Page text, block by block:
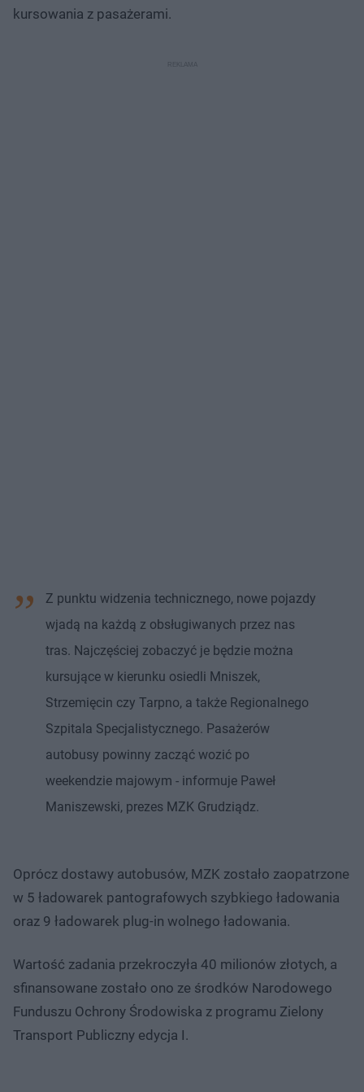
kursowania z pasażerami.
Z punktu widzenia technicznego, nowe pojazdy
wjadą na każdą z obsługiwanych przez nas
tras. Najczęściej zobaczyć je będzie można
kursujące w kierunku osiedli Mniszek,
Strzemięcin czy Tarpno, a także Regionalnego
Szpitala Specjalistycznego. Pasażerów
autobusy powinny zacząć wozić po
weekendzie majowym - informuje Paweł
Maniszewski, prezes MZK Grudziądz.
Oprócz dostawy autobusów, MZK zostało zaopatrzone
w 5 ładowarek pantografowych szybkiego ładowania
oraz 9 ładowarek plug-in wolnego ładowania.
Wartość zadania przekroczyła 40 milionów złotych, a
sfinansowane zostało ono ze środków Narodowego
Funduszu Ochrony Środowiska z programu Zielony
Transport Publiczny edycja I.